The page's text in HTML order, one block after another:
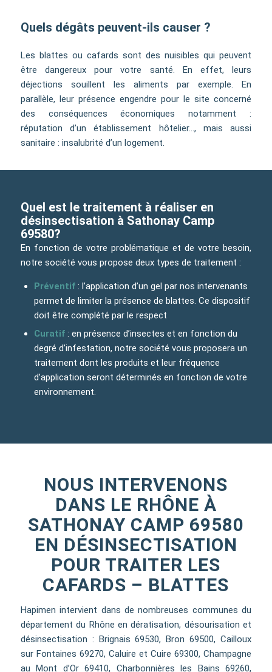
Quels dégâts peuvent-ils causer ?
Les blattes ou cafards sont des nuisibles qui peuvent
être dangereux pour votre santé. En effet, leurs
déjections souillent les aliments par exemple. En
parallèle, leur présence engendre pour le site concerné
des conséquences économiques notamment :
réputation d’un établissement hôtelier…, mais aussi
sanitaire : insalubrité d’un logement.
Quel est le traitement à réaliser en
désinsectisation à Sathonay Camp
69580?
En fonction de votre problématique et de votre besoin,
notre société vous propose deux types de traitement :
Préventif: l’application d’un gel par nos intervenants
permet de limiter la présence de blattes. Ce dispositif
doit être complété par le respect
Curatif: en présence d’insectes et en fonction du
degré d’infestation, notre société vous proposera un
traitement dont les produits et leur fréquence
d’application seront déterminés en fonction de votre
environnement.
NOUS INTERVENONS
DANS LE RHÔNE À
SATHONAY CAMP 69580
EN DÉSINSECTISATION
POUR TRAITER LES
CAFARDS – BLATTES
Hapimen intervient dans de nombreuses communes du
département du Rhône en dératisation, désourisation et
désinsectisation : Brignais 69530, Bron 69500, Cailloux
sur Fontaines 69270, Caluire et Cuire 69300, Champagne
au Mont d’Or 69410, Charbonnières les Bains 69260,